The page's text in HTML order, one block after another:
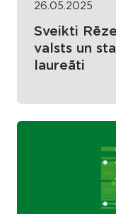
26.05.2025
Sveikti
valsts un
laureāti